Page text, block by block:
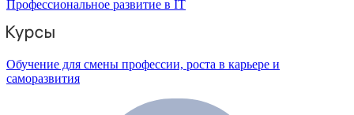
Профессиональное развитие в IT
Обучение для смены профессии, роста в карьере и
саморазвития